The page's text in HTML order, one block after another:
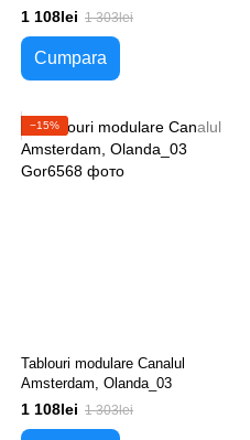
1 108lei 1 303lei
Cumpara
−15%
Tablouri modulare Canalul
Amsterdam, Olanda_03
1 108lei 1 303lei